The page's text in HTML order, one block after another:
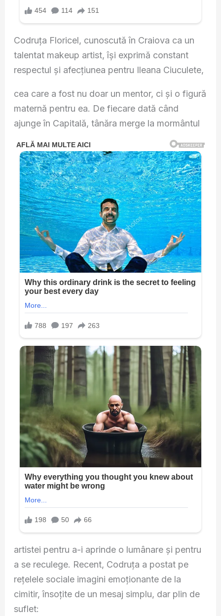
Codruța Floricel, cunoscută în Craiova ca un
talentat makeup artist, își exprimă constant
respectul și afecțiunea pentru Ileana Ciuculete,
cea care a fost nu doar un mentor, ci și o figură
maternă pentru ea. De fiecare dată când
ajunge în Capitală, tânăra merge la mormântul
artistei pentru a-i aprinde o lumânare și pentru
a se reculege. Recent, Codruța a postat pe
rețelele sociale imagini emoționante de la
cimitir, însoțite de un mesaj simplu, dar plin de
suflet: